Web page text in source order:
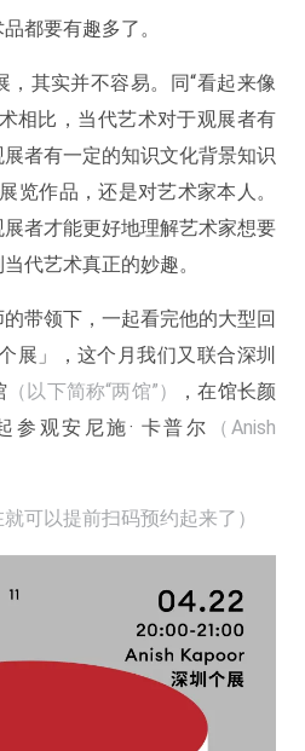
都要有趣多了。
其实并不容易。同“看起来像
相比，当代艺术对于观展者有
者有一定的知识文化背景知识
览作品，还是对艺术家本人。
者才能更好地理解艺术家想要
代艺术真正的妙趣。
带领下，一起看完他的大型回
展」，这个月我们又联合深圳
（以下简称“两馆”）
，在馆长颜
参观安尼施· 卡普尔
（Anish
可以提前扫码预约起来了）